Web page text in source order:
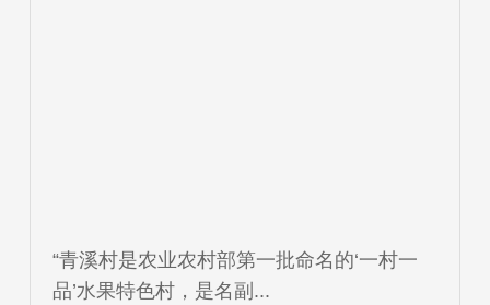
“青溪村是农业农村部第一批命名的‘一村一
品’水果特色村，是名副...